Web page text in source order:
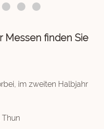
Messen finden Sie
im zweiten Halbjahr
Thun